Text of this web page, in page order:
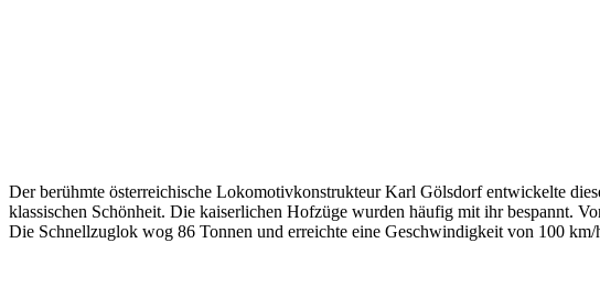
Der berühmte österreichische Lokomotivkonstrukteur Karl Gölsdorf entwickelte
klassischen Schönheit. Die kaiserlichen Hofzüge wurden häufig mit ihr bespannt.
Die Schnellzuglok wog 86 Tonnen und erreichte eine Geschwindigkeit von 100 km/